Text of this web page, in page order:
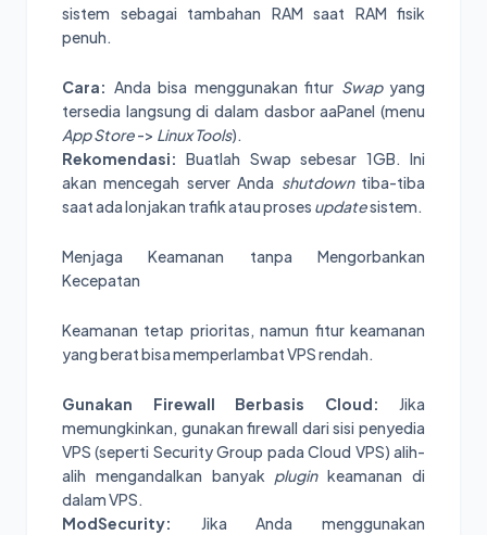
sistem sebagai tambahan RAM saat RAM fisik
penuh.
Cara: Anda bisa menggunakan fitur Swapyang
tersedia langsung di dalam dasbor aaPanel (menu
App Store-> Linux Tools).
Rekomendasi: Buatlah Swap sebesar 1GB. Ini
akan mencegah server Anda shutdowntiba-tiba
saat ada lonjakan trafik atau proses updatesistem.
Menjaga Keamanan tanpa Mengorbankan
Kecepatan
Keamanan tetap prioritas, namun fitur keamanan
yang berat bisa memperlambat VPS rendah.
Gunakan Firewall Berbasis Cloud: Jika
memungkinkan, gunakan firewall dari sisi penyedia
VPS (seperti Security Group pada Cloud VPS) alih-
alih mengandalkan banyak pluginkeamanan di
dalam VPS.
ModSecurity:
Jika Anda menggunakan